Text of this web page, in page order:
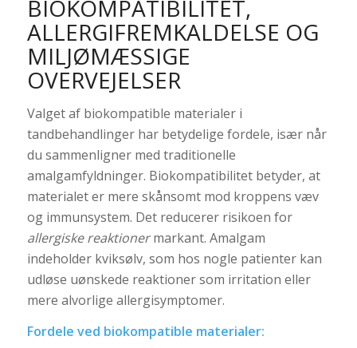
BIOKOMPATIBILITET,
ALLERGIFREMKALDELSE OG
MILJØMÆSSIGE
OVERVEJELSER
Valget af biokompatible materialer i
tandbehandlinger har betydelige fordele, især når
du sammenligner med traditionelle
amalgamfyldninger. Biokompatibilitet betyder, at
materialet er mere skånsomt mod kroppens væv
og immunsystem. Det reducerer risikoen for
allergiske reaktionermarkant. Amalgam
indeholder kviksølv, som hos nogle patienter kan
udløse uønskede reaktioner som irritation eller
mere alvorlige allergisymptomer.
Fordele ved biokompatible materialer: